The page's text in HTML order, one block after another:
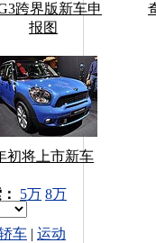
跨界版新车申
报图
初将上市新车
5万 8万
车 | 运动